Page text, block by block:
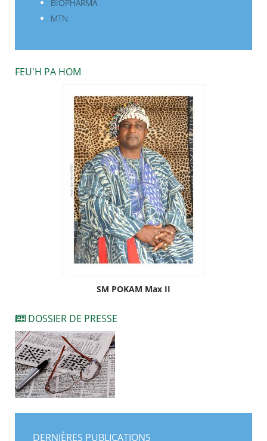
BIOPHARMA
MTN
FEU'H PA HOM
SM POKAM Max II
DOSSIER DE PRESSE
DERNIÈRES PUBLICATIONS